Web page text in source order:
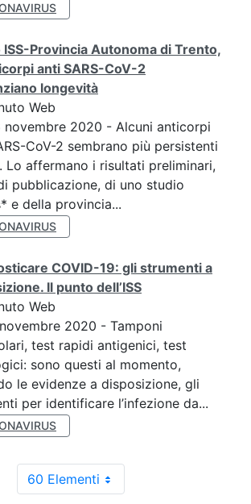
ISS-Provincia Autonoma di Trento,
anti SARS-CoV-2
longevità
Web
novembre 2020 - Alcuni anticorpi
CoV-2 sembrano più persistenti
Lo affermano i risultati preliminari,
pubblicazione, di uno studio
e della provincia...
COVID-19: gli strumenti a
Il punto dell’ISS
Web
2020 - Tamponi
test rapidi antigenici, test
sono questi al momento,
le evidenze a disposizione, gli
per identificare l’infezione da...
60 Elementi